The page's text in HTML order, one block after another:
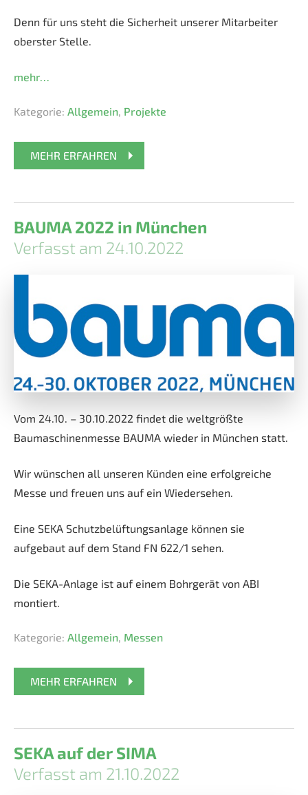
Denn für uns steht die Sicherheit unserer Mitarbeiter
oberster Stelle.
mehr…
Kategorie: Allgemein, Projekte
MEHR ERFAHREN
BAUMA 2022 in München
Verfasst am 24.10.2022
Vom 24.10. – 30.10.2022 findet die weltgrößte
Baumaschinenmesse BAUMA wieder in München statt.
Wir wünschen all unseren Künden eine erfolgreiche
Messe und freuen uns auf ein Wiedersehen.
Eine SEKA Schutzbelüftungsanlage können sie
aufgebaut auf dem Stand FN 622/1 sehen.
Die SEKA-Anlage ist auf einem Bohrgerät von ABI
montiert.
Kategorie: Allgemein Messen
MEHR ERFAHREN
SEKA auf der SIMA
Verfasst am 21.10.2022